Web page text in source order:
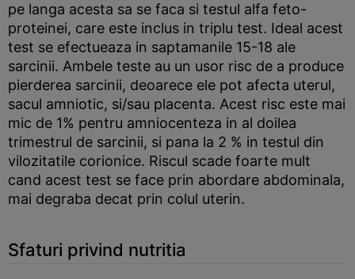
pe langa acesta sa se faca si testul alfa feto-
proteinei, care este inclus in triplu test. Ideal acest
test se efectueaza in saptamanile 15-18 ale
sarcinii. Ambele teste au un usor risc de a produce
pierderea sarcinii, deoarece ele pot afecta uterul,
sacul amniotic, si/sau placenta. Acest risc este mai
mic de 1% pentru amniocenteza in al doilea
trimestrul de sarcinii, si pana la 2 % in testul din
vilozitatile corionice. Riscul scade foarte mult
cand acest test se face prin abordare abdominala,
mai degraba decat prin colul uterin.
Sfaturi privind nutritia